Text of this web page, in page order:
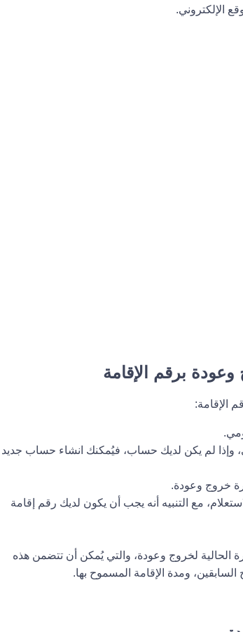
الإلكتروني.
برقم الإقامة
الإقامة:
وإذا لم يكن لديك حساب، فيُمكنك انشاء حساب جديد
خروج وعودة.
مع التنبيه أنه يجب أن يكون لديك رقم إقامة
الحالية لخروج وعودة، والتي يُمكن أن تتضمن هذه
السابقين، ومدة الإقامة المسموح بها.